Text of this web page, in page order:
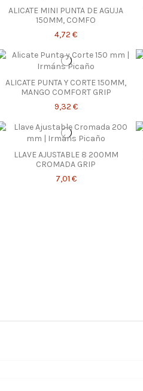
ALICATE MINI PUNTA DE AGUJA
150MM, COMFO
4,72 €
ALICATE PUNTA Y CORTE 150MM,
MANGO COMFORT GRIP
9,32 €
LLAVE AJUSTABLE 8 200MM
CROMADA GRIP
7,01 €